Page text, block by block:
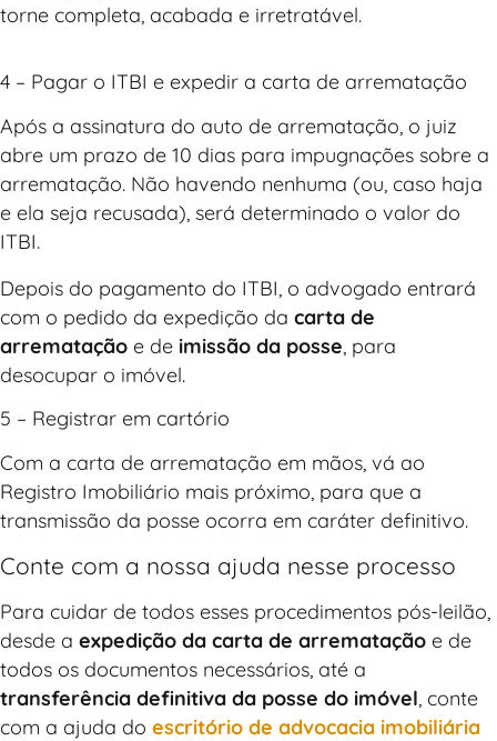
torne completa, acabada e irretratável.
4 – Pagar o ITBI e expedir a carta de arrematação
Após a assinatura do auto de arrematação, o juiz
abre um prazo de 10 dias para impugnações sobre a
arrematação. Não havendo nenhuma (ou, caso haja
e ela seja recusada), será determinado o valor do
ITBI.
Depois do pagamento do ITBI, o advogado entrará
com o pedido da expedição da carta de
arrematação e de imissão da posse , para
desocupar o imóvel.
5 – Registrar em cartório
Com a carta de arrematação em mãos, vá ao
Registro Imobiliário mais próximo, para que a
transmissão da posse ocorra em caráter definitivo.
Conte com a nossa ajuda nesse processo
Para cuidar de todos esses procedimentos pós-leilão,
desde a expedição da carta de arrematação e de
todos os documentos necessários, até a
transferência definitiva da posse do imóvel , conte
com a ajuda do escritório de advocacia imobiliária